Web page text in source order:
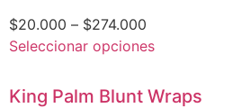
$20.000 – $274.000
Seleccionar opciones
King Palm Blunt Wraps